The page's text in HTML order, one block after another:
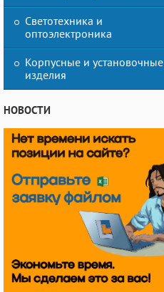
Светотехника и
оптоэлектроника
Корпусные и установочные
изделия
НОВОСТИ